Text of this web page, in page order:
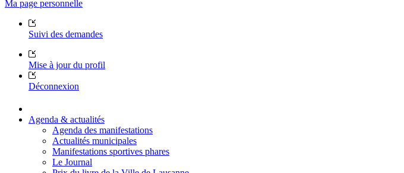
Ma page personnelle
Suivi des demandes
Mise à jour du profil
Déconnexion
Agenda & actualités
Agenda des manifestations
Actualités municipales
Manifestations sportives phares
Le Journal